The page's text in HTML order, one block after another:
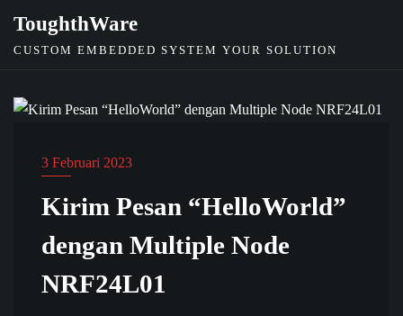
ToughthWare
CUSTOM EMBEDDED SYSTEM YOUR SOLUTION
3 Februari 2023
Kirim Pesan “HelloWorld”
dengan Multiple Node
NRF24L01